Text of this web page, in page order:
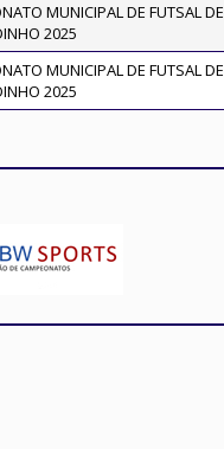
MUNICIPAL DE FUTSAL DE
2025
MUNICIPAL DE FUTSAL DE
2025